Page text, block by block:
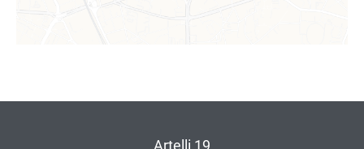
Artelli 19